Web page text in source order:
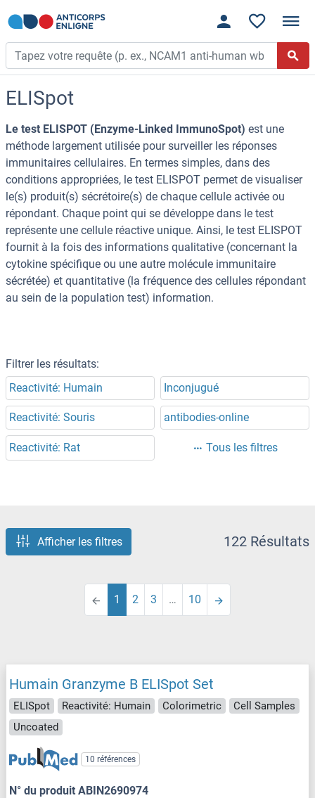
ELISpot
Le test ELISPOT (Enzyme-Linked ImmunoSpot) est une
méthode largement utilisée pour surveiller les réponses
immunitaires cellulaires. En termes simples, dans des
conditions appropriées, le test ELISPOT permet de visualiser
le(s) produit(s) sécrétoire(s) de chaque cellule activée ou
répondant. Chaque point qui se développe dans le test
représente une cellule réactive unique. Ainsi, le test ELISPOT
fournit à la fois des informations qualitative (concernant la
cytokine spécifique ou une autre molécule immunitaire
sécrétée) et quantitative (la fréquence des cellules répondant
au sein de la population test) information.
Filtrer les résultats:
Reactivité: Humain
Inconjugué
Reactivité: Souris antibodies-online
Reactivité: Rat Tous les filtres
Afficher les filtres 122 Résultats
1 2 3 … 10
Humain Granzyme B ELISpot Set
ELISpot Reactivité: Humain Colorimetric
Cell Samples
Uncoated
10 références
N° du produit ABIN2690974